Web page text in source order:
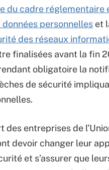
du cadre réglementaire
personnelles et
des réseaux
finalisées avant la fin
obligatoire la
de sécurité
des entreprises de
devoir changer leur
et s’assurer que